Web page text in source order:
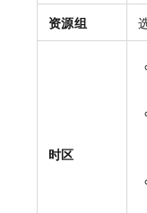
资源组
时区